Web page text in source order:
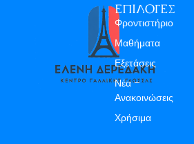
ΕΠΙΛΟΓΈΣ
Φροντιστήριο
Μαθήματα
Εξετάσεις
Νέα –
Ανακοινώσεις
Χρήσιμα